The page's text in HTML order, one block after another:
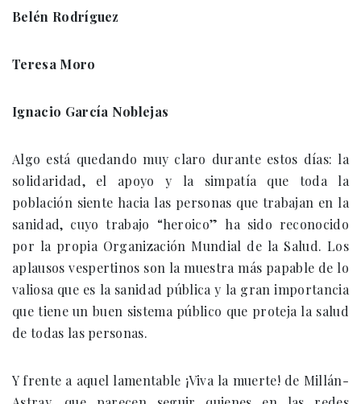
Belén Rodríguez
Teresa Moro
Ignacio García Noblejas
Algo está quedando muy claro durante estos días: la
solidaridad, el apoyo y la simpatía que toda la
población siente hacia las personas que trabajan en la
sanidad, cuyo trabajo “heroico” ha sido reconocido
por la propia Organización Mundial de la Salud. Los
aplausos vespertinos son la muestra más papable de lo
valiosa que es la sanidad pública y la gran importancia
que tiene un buen sistema público que proteja la salud
de todas las personas.
Y frente a aquel lamentable ¡Viva la muerte! de Millán-